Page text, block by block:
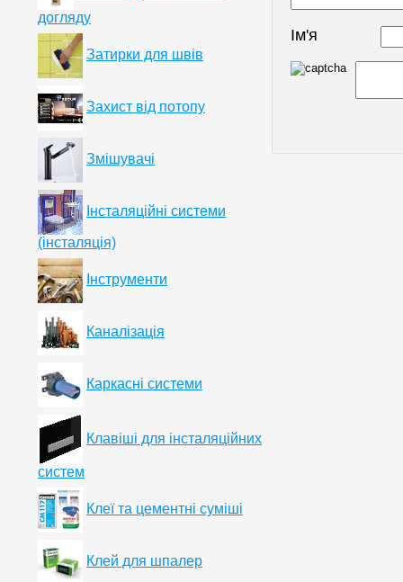
Ім'я
догляду
Затирки для швів
Захист від потопу
Змішувачі
Інсталяційні системи
(інсталяція)
Інструменти
Каналізація
Каркасні системи
Клавіші для інсталяційних
систем
Клеї та цементні суміші
Клей для шпалер